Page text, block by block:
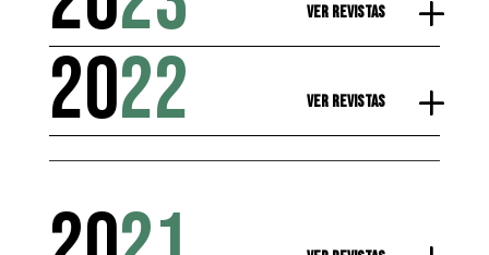
Ver Revistas
2022 Ver Revistas